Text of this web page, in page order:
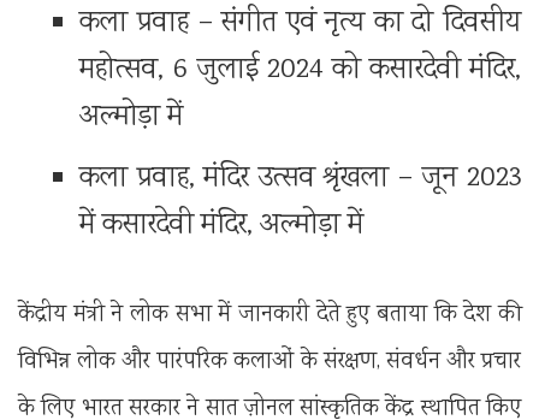
कला प्रवाह – संगीत एवं नृत्य का दो दिवसीय
महोत्सव, 6 जुलाई 2024 को कसारदेवी मंदिर,
अल्मोड़ा में
कला प्रवाह, मंदिर उत्सव श्रृंखला – जून 2023
में कसारदेवी मंदिर, अल्मोड़ा में
केंद्रीय मंत्री ने लोक सभा में जानकारी देते हुए बताया कि देश की
विभिन्न लोक और पारंपरिक कलाओं के संरक्षण, संवर्धन और प्रचार
के लिए भारत सरकार ने सात ज़ोनल सांस्कृतिक केंद्र स्थापित किए